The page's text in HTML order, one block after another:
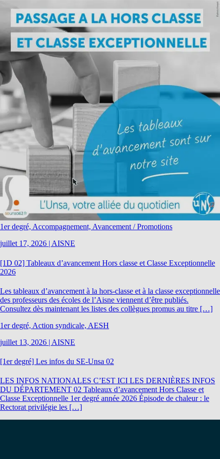
1er degré, Accompagnement, Avancement / Promotions
juillet 17, 2026 | AISNE
[1D 02] Tableaux d’avancement Hors classe et Classe Exceptionnelle
2026
Les tableaux d’avancement à la hors-classe et à la classe exceptionnelle
des professeurs des écoles de l’Aisne viennent d’être publiés.
Consultez dès maintenant les listes des collègues promus au titre […]
1er degré, Action syndicale, AESH
juillet 13, 2026 | AISNE
[1er degré] Les infos du SE-Unsa 02
LES INFOS NATIONALES C’EST ICI LES DERNIÈRES INFOS
DU DÉPARTEMENT 02 Tableaux d’avancement Hors Classe et
Classe Exceptionnelle 1er degré année 2026 Épisode de chaleur : le
Rectorat privilégie les […]